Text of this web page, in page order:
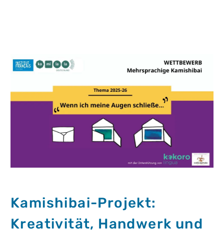
Kamishibai-Projekt:
Kreativität, Handwerk und